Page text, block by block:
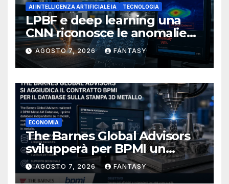
AI INTELLIGENZA ARTIFICIALE IA TECNOLOGIA
LPBF e deep learning una
CNN riconosce le anomalie
del bagno di fusione
AGOSTO 7, 2026 FANTASY
ECONOMIA
The Barnes Global Advisors
svilupperà per BPMI un
database per la stampa 3D
metallica destinata alla filiera
AGOSTO 7, 2026 FANTASY